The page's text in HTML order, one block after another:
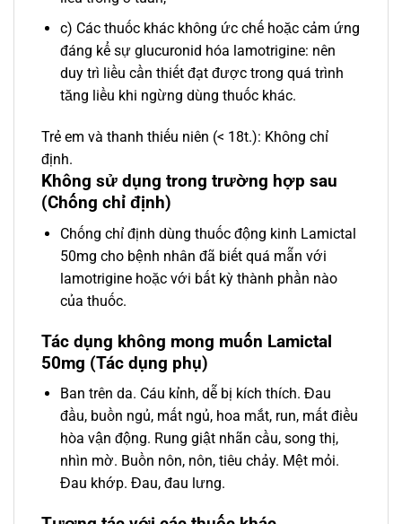
c) Các thuốc khác không ức chế hoặc cảm ứng
đáng kể sự glucuronid hóa lamotrigine: nên
duy trì liều cần thiết đạt được trong quá trình
tăng liều khi ngừng dùng thuốc khác.
Trẻ em và thanh thiếu niên (< 18t.): Không chỉ
định.
Không sử dụng trong trường hợp sau
(Chống chỉ định)
Chống chỉ định dùng thuốc động kinh Lamictal
50mg cho bệnh nhân đã biết quá mẫn với
lamotrigine hoặc với bất kỳ thành phần nào
của thuốc.
Tác dụng không mong muốn Lamictal
50mg (Tác dụng phụ)
Ban trên da. Cáu kỉnh, dễ bị kích thích. Đau
đầu, buồn ngủ, mất ngủ, hoa mắt, run, mất điều
hòa vận động. Rung giật nhãn cầu, song thị,
nhìn mờ. Buồn nôn, nôn, tiêu chảy. Mệt mỏi.
Đau khớp. Đau, đau lưng.